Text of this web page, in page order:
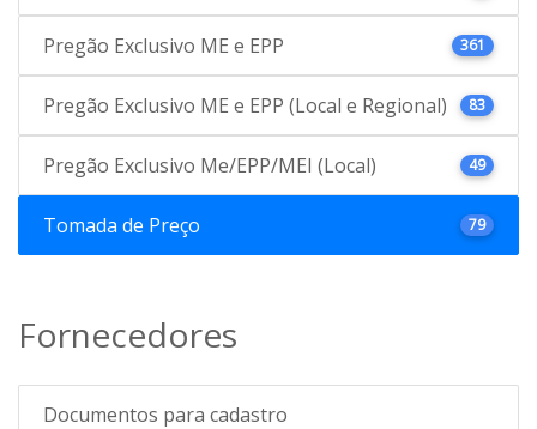
Pregão Exclusivo ME e EPP 361
Pregão Exclusivo ME e EPP (Local e Regional) 83
Pregão Exclusivo Me/EPP/MEI (Local) 49
Tomada de Preço 79
Fornecedores
Documentos para cadastro